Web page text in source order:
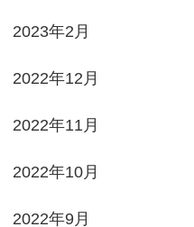
2023年2月
2022年12月
2022年11月
2022年10月
2022年9月